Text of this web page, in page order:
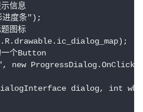
信息
度条");
图标
个Button
new
dialog, int